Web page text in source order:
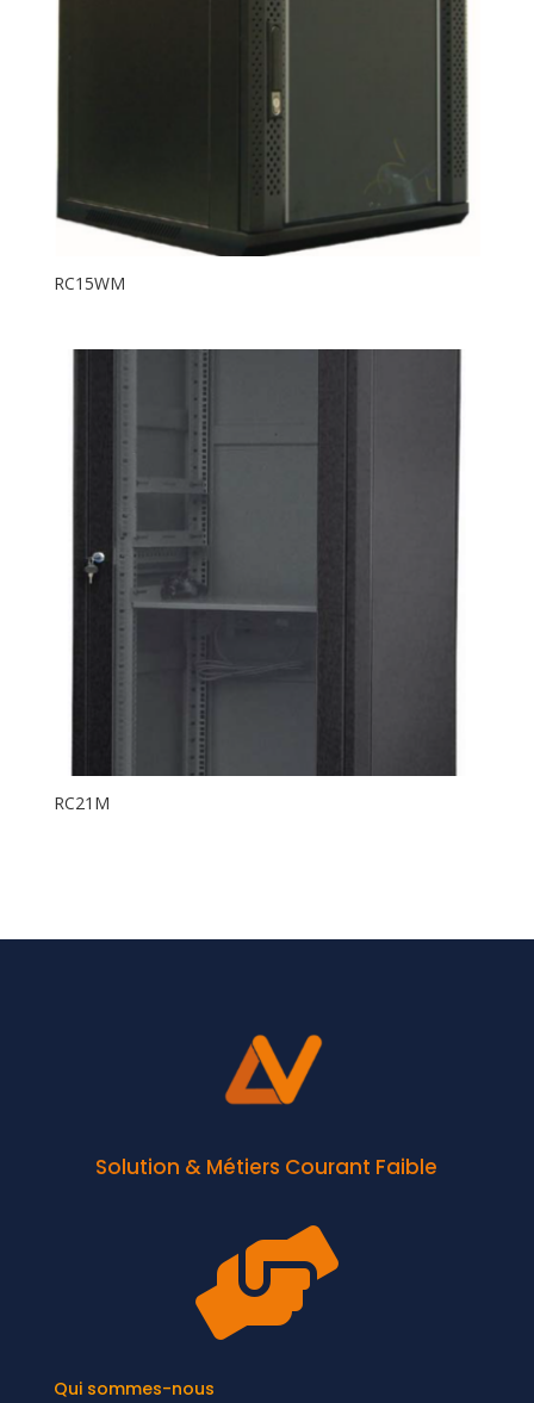
RC15WM
RC21M
Solution & Métiers Courant Faible

Qui sommes-nous